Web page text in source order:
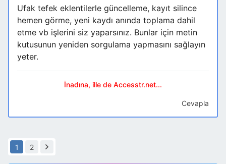
Ufak tefek eklentilerle güncelleme, kayıt silince
hemen görme, yeni kaydı anında toplama dahil
etme vb işlerini siz yaparsınız. Bunlar için metin
kutusunun yeniden sorgulama yapmasını sağlayın
yeter.
İnadına, ille de Accesstr.net...
Cevapla
1 2